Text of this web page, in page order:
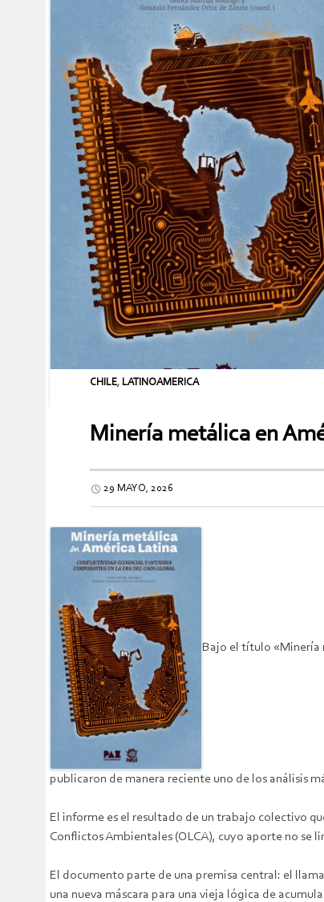
CHILE, LATINOAMERICA
Minería metálica en
29 MAYO, 2026
Bajo el título «Minería
publicaron de manera reciente uno de los análisis
El informe es el resultado de un trabajo colectivo
Conflictos Ambientales (OLCA), cuyo aporte no
El documento parte de una premisa central: el
una nueva máscara para una vieja lógica de